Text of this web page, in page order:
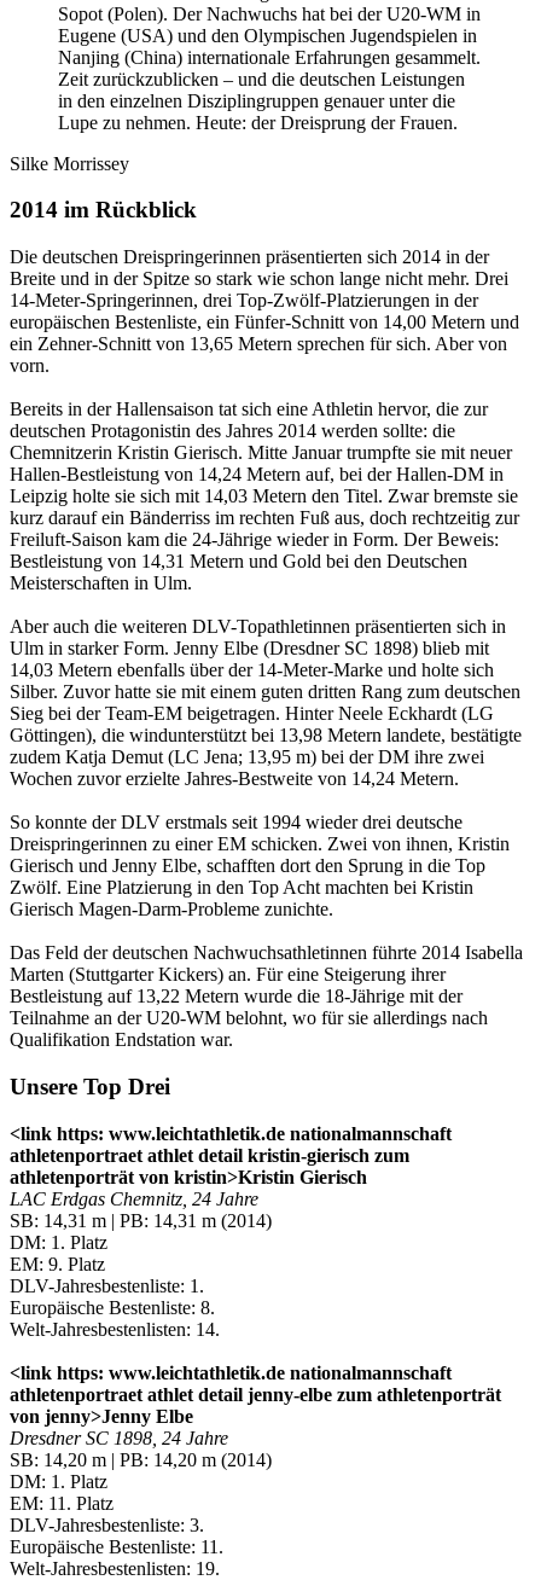
Sopot (Polen). Der Nachwuchs hat bei der U20-WM in
Eugene (USA) und den Olympischen Jugendspielen in
Nanjing (China) internationale Erfahrungen gesammelt.
Zeit zurückzublicken – und die deutschen Leistungen
in den einzelnen Disziplingruppen genauer unter die
Lupe zu nehmen. Heute: der Dreisprung der Frauen.
Silke Morrissey
2014 im Rückblick
Die deutschen Dreispringerinnen präsentierten sich 2014 in der
Breite und in der Spitze so stark wie schon lange nicht mehr. Drei
14-Meter-Springerinnen, drei Top-Zwölf-Platzierungen in der
europäischen Bestenliste, ein Fünfer-Schnitt von 14,00 Metern und
ein Zehner-Schnitt von 13,65 Metern sprechen für sich. Aber von
vorn.
Bereits in der Hallensaison tat sich eine Athletin hervor, die zur
deutschen Protagonistin des Jahres 2014 werden sollte: die
Chemnitzerin Kristin Gierisch. Mitte Januar trumpfte sie mit neuer
Hallen-Bestleistung von 14,24 Metern auf, bei der Hallen-DM in
Leipzig holte sie sich mit 14,03 Metern den Titel. Zwar bremste sie
kurz darauf ein Bänderriss im rechten Fuß aus, doch rechtzeitig zur
Freiluft-Saison kam die 24-Jährige wieder in Form. Der Beweis:
Bestleistung von 14,31 Metern und Gold bei den Deutschen
Meisterschaften in Ulm.
Aber auch die weiteren DLV-Topathletinnen präsentierten sich in
Ulm in starker Form. Jenny Elbe (Dresdner SC 1898) blieb mit
14,03 Metern ebenfalls über der 14-Meter-Marke und holte sich
Silber. Zuvor hatte sie mit einem guten dritten Rang zum deutschen
Sieg bei der Team-EM beigetragen. Hinter Neele Eckhardt (LG
Göttingen), die windunterstützt bei 13,98 Metern landete, bestätigte
zudem Katja Demut (LC Jena; 13,95 m) bei der DM ihre zwei
Wochen zuvor erzielte Jahres-Bestweite von 14,24 Metern.
So konnte der DLV erstmals seit 1994 wieder drei deutsche
Dreispringerinnen zu einer EM schicken. Zwei von ihnen, Kristin
Gierisch und Jenny Elbe, schafften dort den Sprung in die Top
Zwölf. Eine Platzierung in den Top Acht machten bei Kristin
Gierisch Magen-Darm-Probleme zunichte.
Das Feld der deutschen Nachwuchsathletinnen führte 2014 Isabella
Marten (Stuttgarter Kickers) an. Für eine Steigerung ihrer
Bestleistung auf 13,22 Metern wurde die 18-Jährige mit der
Teilnahme an der U20-WM belohnt, wo für sie allerdings nach
Qualifikation Endstation war.
Unsere Top Drei
<link https: www.leichtathletik.de nationalmannschaft
athletenportraet athlet detail kristin-gierisch zum
athletenporträt von kristin>Kristin Gierisch
LAC Erdgas Chemnitz, 24 Jahre
SB: 14,31 m | PB: 14,31 m (2014)
DM: 1. Platz
EM: 9. Platz
DLV-Jahresbestenliste: 1.
Europäische Bestenliste: 8.
Welt-Jahresbestenlisten: 14.
<link https: www.leichtathletik.de nationalmannschaft
athletenportraet athlet detail jenny-elbe zum athletenporträt
von jenny>Jenny Elbe
Dresdner SC 1898, 24 Jahre
SB: 14,20 m | PB: 14,20 m (2014)
DM: 1. Platz
EM: 11. Platz
DLV-Jahresbestenliste: 3.
Europäische Bestenliste: 11.
Welt-Jahresbestenlisten: 19.